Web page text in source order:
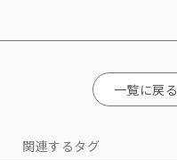
一覧に戻る
関連するタグ